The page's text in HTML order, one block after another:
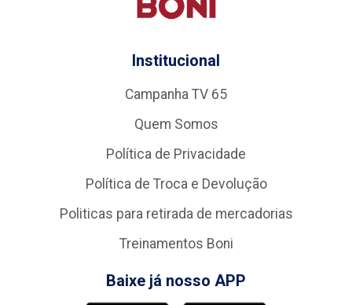
Institucional
Campanha TV 65
Quem Somos
Política de Privacidade
Política de Troca e Devolução
Politicas para retirada de mercadorias
Treinamentos Boni
Baixe já nosso APP